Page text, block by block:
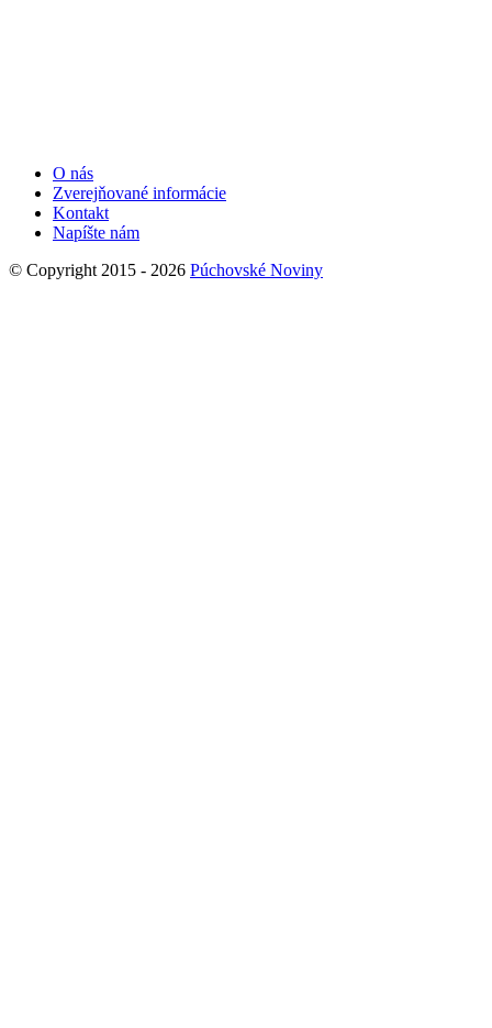
O nás
Zverejňované informácie
Kontakt
Napíšte nám
© Copyright 2015 - 2026 Púchovské Noviny